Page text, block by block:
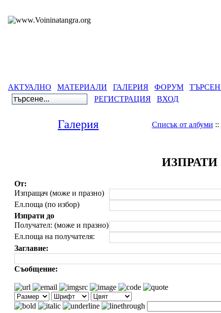
АКТУАЛНО МАТЕРИАЛИ ГАЛЕРИЯ ФОРУМ
РЕГИСТРАЦИЯ
ВХОД
Галерия Списък от албуми ::
От:
Изпращач (може и празно)
Ел.поща (по избор)
Изпрати до
Получател: (може и празно)
Ел.поща на получателя:
Заглавие:
Съобщение: